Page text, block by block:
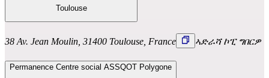
Toulouse
38 Av. Jean Moulin, 31400 Toulouse, France ኣድራሻ ኮፒ ግበርዎ
Permanence Centre social ASSQOT Polygone